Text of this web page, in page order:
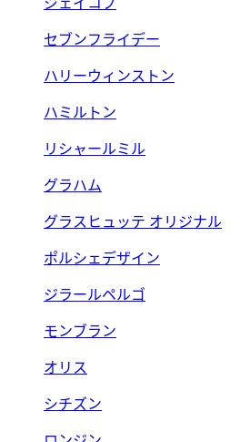
セブンフライデー
ハリーウィンストン
ハミルトン
リシャールミル
グラハム
グラスヒュッテ オリジナル
ポルシェデザイン
ジラールペルゴ
モンブラン
オリス
シチズン